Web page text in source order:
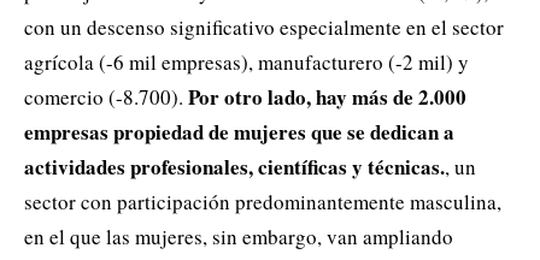
con un descenso significativo especialmente en el sector
agrícola (-6 mil empresas), manufacturero (-2 mil) y
comercio (-8.700). Por otro lado, hay más de 2.000
empresas propiedad de mujeres que se dedican a
actividades profesionales, científicas y técnicas., un
sector con participación predominantemente masculina,
en el que las mujeres, sin embargo, van ampliando